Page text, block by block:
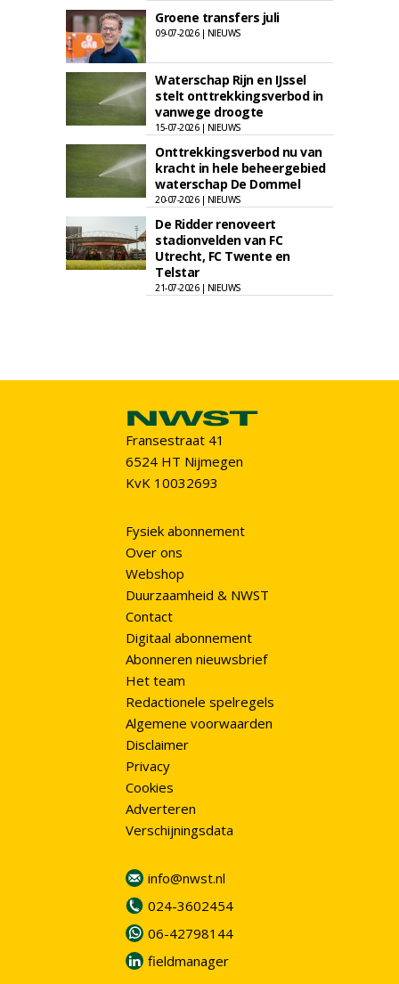
Groene transfers juli
09-07-2026 | NIEUWS
Waterschap Rijn en IJssel
stelt onttrekkingsverbod in
vanwege droogte
15-07-2026 | NIEUWS
Onttrekkingsverbod nu van
kracht in hele beheergebied
waterschap De Dommel
20-07-2026 | NIEUWS
De Ridder renoveert
stadionvelden van FC
Utrecht, FC Twente en
Telstar
21-07-2026 | NIEUWS
Fransestraat 41
6524 HT Nijmegen
KvK 10032693
Fysiek abonnement
Over ons
Webshop
Duurzaamheid & NWST
Contact
Digitaal abonnement
Abonneren nieuwsbrief
Het team
Redactionele spelregels
Algemene voorwaarden
Disclaimer
Privacy
Cookies
Adverteren
Verschijningsdata
info@nwst.nl
024-3602454
06-42798144
fieldmanager